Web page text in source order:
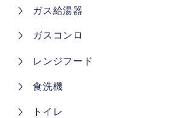
トイレ
食洗機
レンジフード
ガスコンロ
ガス給湯器